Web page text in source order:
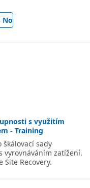
No
s využitím
- Training
sady
zatížení.
Recovery.